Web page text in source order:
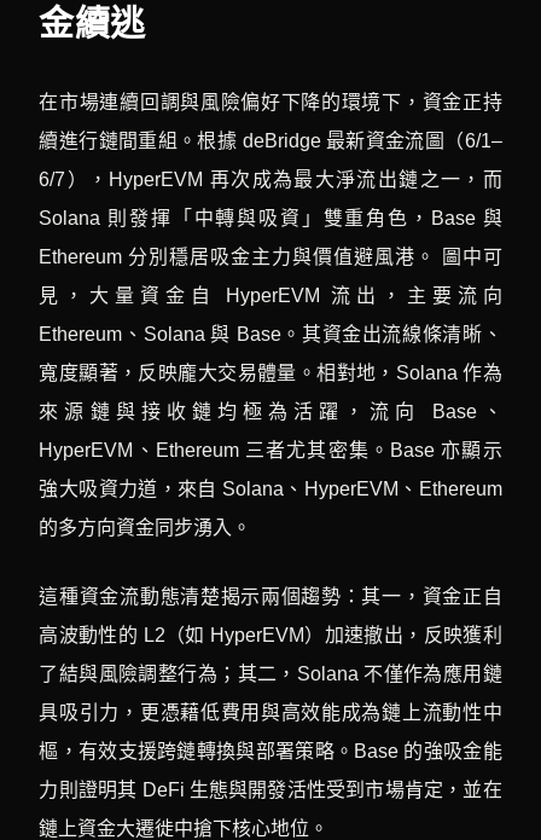
金續逃
在市場連續回調與風險偏好下降的環境下，資金正持
續進行鏈間重組。根據 deBridge 最新資金流圖（6/1–
6/7），HyperEVM 再次成為最大淨流出鏈之一，而
Solana 則發揮「中轉與吸資」雙重角色，Base 與
Ethereum 分別穩居吸金主力與價值避風港。 圖中可
見，大量資金自 HyperEVM 流出，主要流向
Ethereum、Solana 與 Base。其資金出流線條清晰、
寬度顯著，反映龐大交易體量。相對地，Solana 作為
來源鏈與接收鏈均極為活躍，流向 Base、
HyperEVM、Ethereum 三者尤其密集。Base 亦顯示
強大吸資力道，來自 Solana、HyperEVM、Ethereum
的多方向資金同步湧入。
這種資金流動態清楚揭示兩個趨勢：其一，資金正自
高波動性的 L2（如 HyperEVM）加速撤出，反映獲利
了結與風險調整行為；其二，Solana 不僅作為應用鏈
具吸引力，更憑藉低費用與高效能成為鏈上流動性中
樞，有效支援跨鏈轉換與部署策略。Base 的強吸金能
力則證明其 DeFi 生態與開發活性受到市場肯定，並在
鏈上資金大遷徙中搶下核心地位。